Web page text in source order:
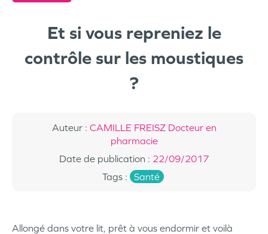
Et si vous repreniez le
contrôle sur les moustiques
?
Auteur: CAMILLE FREISZ Docteur en
pharmacie
Date de publication : 22/09/2017
Tags: Santé
Allongé dans votre lit, prêt à vous endormir et voilà